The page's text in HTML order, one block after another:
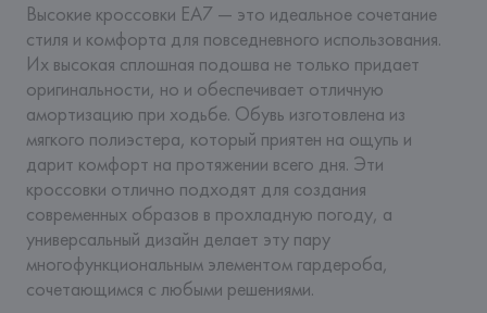
Высокие кроссовки EA7 — это идеальное сочетание
стиля и комфорта для повседневного использования.
Их высокая сплошная подошва не только придает
оригинальности, но и обеспечивает отличную
амортизацию при ходьбе. Обувь изготовлена из
мягкого полиэстера, который приятен на ощупь и
дарит комфорт на протяжении всего дня. Эти
кроссовки отлично подходят для создания
современных образов в прохладную погоду, а
универсальный дизайн делает эту пару
многофункциональным элементом гардероба,
сочетающимся с любыми решениями.